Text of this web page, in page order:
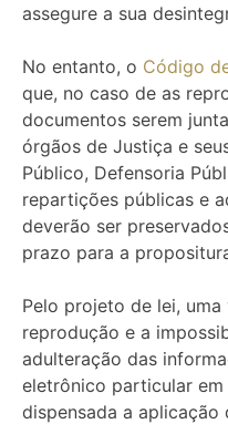
assegure a sua
No entanto, o Código
que, no caso de as
documentos serem
órgãos de Justiça e
Público, Defensoria
repartições públicas e
deverão ser
prazo para a
Pelo projeto de lei,
reprodução e a
adulteração das
eletrônico particular
dispensada a